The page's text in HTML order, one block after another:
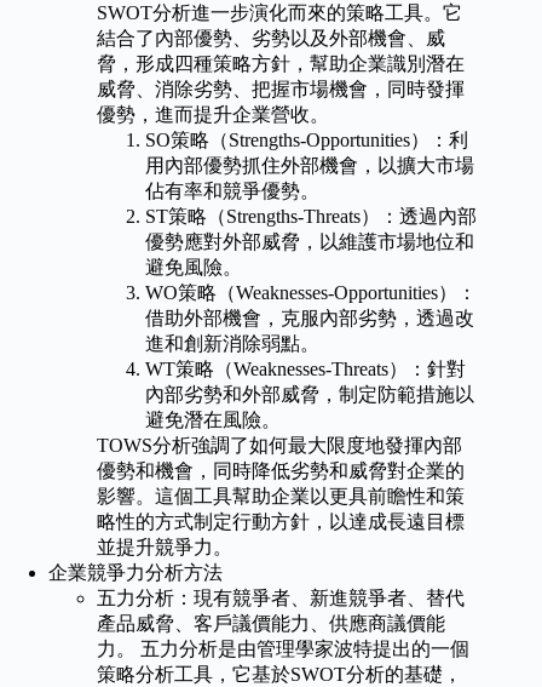
SWOT分析進一步演化而來的策略工具。它
結合了內部優勢、劣勢以及外部機會、威
脅，形成四種策略方針，幫助企業識別潛在
威脅、消除劣勢、把握市場機會，同時發揮
優勢，進而提升企業營收。
SO策略（Strengths-Opportunities）：利
用內部優勢抓住外部機會，以擴大市場
佔有率和競爭優勢。
ST策略（Strengths-Threats）：透過內部
優勢應對外部威脅，以維護市場地位和
避免風險。
WO策略（Weaknesses-Opportunities）：
借助外部機會，克服內部劣勢，透過改
進和創新消除弱點。
WT策略（Weaknesses-Threats）：針對
內部劣勢和外部威脅，制定防範措施以
避免潛在風險。
TOWS分析強調了如何最大限度地發揮內部
優勢和機會，同時降低劣勢和威脅對企業的
影響。這個工具幫助企業以更具前瞻性和策
略性的方式制定行動方針，以達成長遠目標
並提升競爭力。
企業競爭力分析方法
五力分析：現有競爭者、新進競爭者、替代
產品威脅、客戶議價能力、供應商議價能
力。 五力分析是由管理學家波特提出的一個
策略分析工具，它基於SWOT分析的基礎，